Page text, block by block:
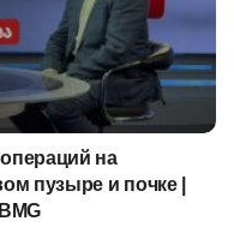
на
пузыре и почке |